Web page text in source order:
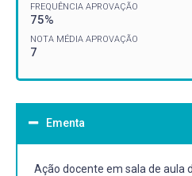
FREQUÊNCIA APROVAÇÃO
75%
NOTA MÉDIA APROVAÇÃO
7
Ementa
Ação docente em sala de aula